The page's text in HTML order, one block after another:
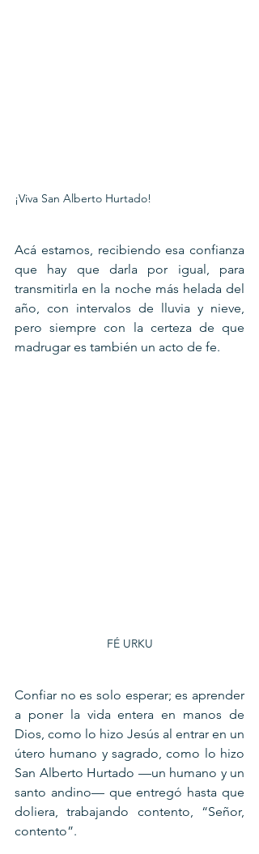
¡Viva San Alberto Hurtado!
Acá estamos, recibiendo esa confianza
que hay que darla por igual, para
transmitirla en la noche más helada del
año, con intervalos de lluvia y nieve,
pero siempre con la certeza de que
madrugar es también un acto de fe.
FÉ URKU
Confiar no es solo esperar; es aprender
a poner la vida entera en manos de
Dios, como lo hizo Jesús al entrar en un
útero humano y sagrado, como lo hizo
San Alberto Hurtado —un humano y un
santo andino— que entregó hasta que
doliera, trabajando contento, “Señor,
contento”.